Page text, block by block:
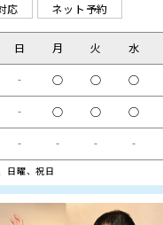
応
ネット予約
日 月 火 水
‐ ○ ○ ○
‐ ○ ○ ○
‐ ‐ ‐ ‐
日曜、祝日